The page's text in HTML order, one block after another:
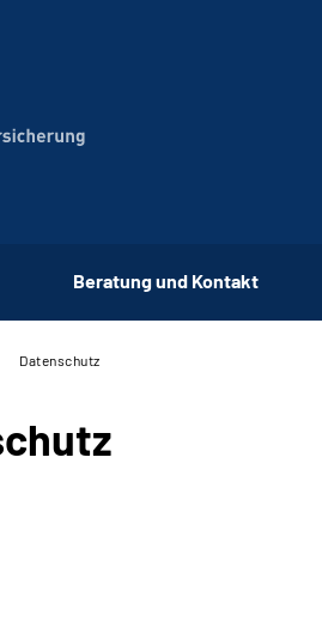
Beratung und Kontakt
Datenschutz